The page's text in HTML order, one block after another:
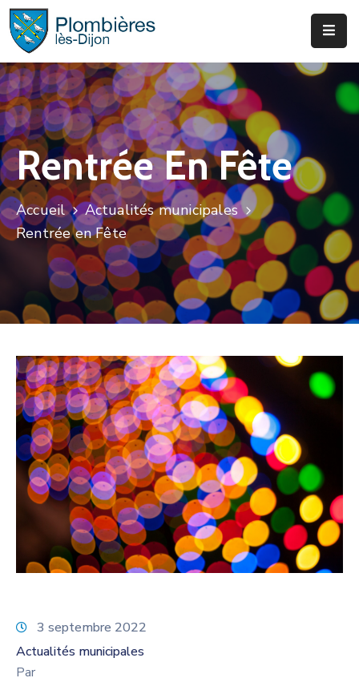
Municipalité
Services
Que
Faire
?
Infos
&
Rentrée En Fête
Accueil
Actualités municipales
Rentrée en Fête
3 septembre 2022
Actualités municipales
Par